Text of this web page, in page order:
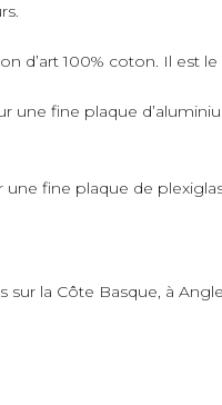
d’art 100% coton. Il est
une fine plaque
fine plaque de
sur la Côte Basque, à